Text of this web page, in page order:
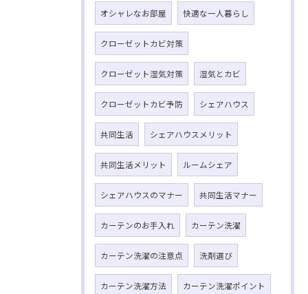
オシャレなお部屋 快適な一人暮らし
クローゼットカビ対策
クローゼット湿気対策 湿気とカビ
クローゼットカビ予防 シェアハウス
共同生活 シェアハウスメリット
共同生活メリット ルームシェア
シェアハウスのマナー 共同生活マナー
カーテンのお手入れ カーテン洗濯
カーテン洗濯の注意点 洗剤選び
カーテン洗濯方法 カーテン洗濯ポイント